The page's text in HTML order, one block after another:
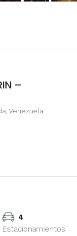
–
Venezuela
4
Estacionamientos